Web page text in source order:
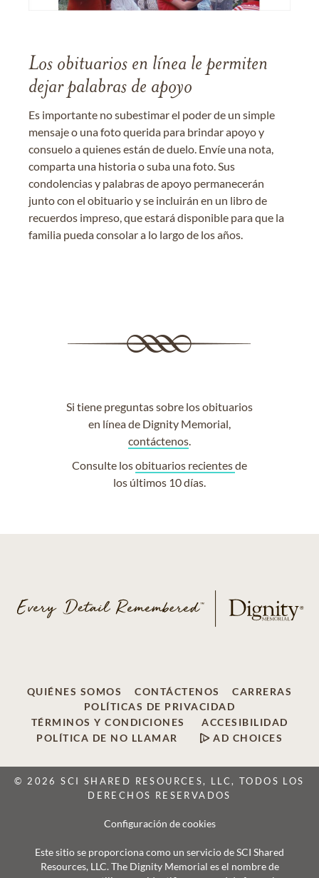
Los obituarios en línea le permiten
dejar palabras de apoyo
Es importante no subestimar el poder de un simple
mensaje o una foto querida para brindar apoyo y
consuelo a quienes están de duelo. Envíe una nota,
comparta una historia o suba una foto. Sus
condolencias y palabras de apoyo permanecerán
junto con el obituario y se incluirán en un libro de
recuerdos impreso, que estará disponible para que la
familia pueda consolar a lo largo de los años.
Si tiene preguntas sobre los obituarios
en línea de Dignity Memorial,
contáctenos.
Consulte losobituarios recientesde
los últimos 10 días.
QUIÉNES SOMOS CONTÁCTENOS
CARRERAS
POLÍTICAS DE PRIVACIDAD
TÉRMINOS Y CONDICIONES
ACCESIBILIDAD
POLÍTICA DE NO LLAMAR
AD CHOICES
© 2026 SCI SHARED RESOURCES, LLC, TODOS LOS
DERECHOS RESERVADOS
Configuración de cookies
Este sitio se proporciona como un servicio de SCI Shared
Resources, LLC. The Dignity Memorial es el nombre de